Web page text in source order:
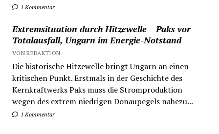
1 Kommentar
Extremsituation durch Hitzewelle – Paks vor
Totalausfall, Ungarn im Energie-Notstand
VON REDAKTION
Die historische Hitzewelle bringt Ungarn an einen
kritischen Punkt. Erstmals in der Geschichte des
Kernkraftwerks Paks muss die Stromproduktion
wegen des extrem niedrigen Donaupegels nahezu...
1 Kommentar